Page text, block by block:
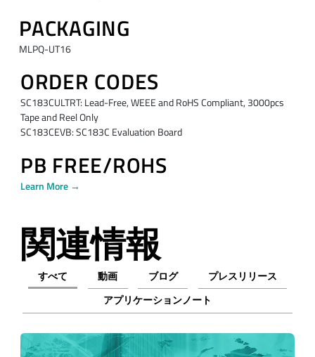
PACKAGING
MLPQ-UT16
ORDER CODES
SC183CULTRT: Lead-Free, WEEE and RoHS Compliant, 3000pcs
Tape and Reel Only
SC183CEVB: SC183C Evaluation Board
PB FREE/ROHS
Learn More →
関連情報
すべて 動画 ブログ
プレスリリース
アプリケーションノート